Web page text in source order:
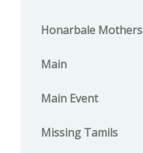
Honarbale Mothers
Main
Main Event
Missing Tamils